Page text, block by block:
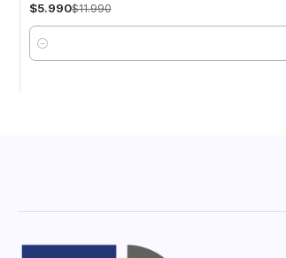
$5.990$11.990
Cantidad